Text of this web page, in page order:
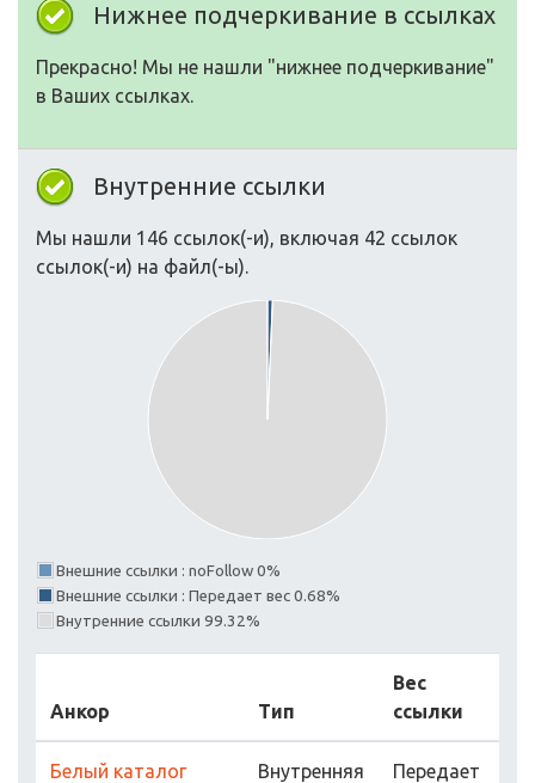
Нижнее подчеркивание в ссылках
Прекрасно! Мы не нашли "нижнее подчеркивание"
в Ваших ссылках.
Внутренние ссылки
Мы нашли 146 ссылок(-и), включая 42 ссылок
ссылок(-и) на файл(-ы).
Внешние ссылки : noFollow 0%
Внешние ссылки : Передает вес 0.68%
Внутренние ссылки 99.32%
Анкор Тип
Вес
ссылки
Белый каталог
Внутренняя
Передает